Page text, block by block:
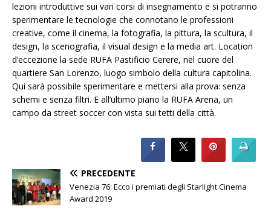
lezioni introduttive sui vari corsi di insegnamento e si potranno
sperimentare le tecnologie che connotano le professioni
creative, come il cinema, la fotografia, la pittura, la scultura, il
design, la scenografia, il visual design e la media art. Location
d’eccezione la sede RUFA Pastificio Cerere, nel cuore del
quartiere San Lorenzo, luogo simbolo della cultura capitolina.
Qui sarà possibile sperimentare e mettersi alla prova: senza
schemi e senza filtri. E all’ultimo piano la RUFA Arena, un
campo da street soccer con vista sui tetti della città.
PRECEDENTE
Venezia 76: Ecco i premiati degli Starlight Cinema
Award 2019